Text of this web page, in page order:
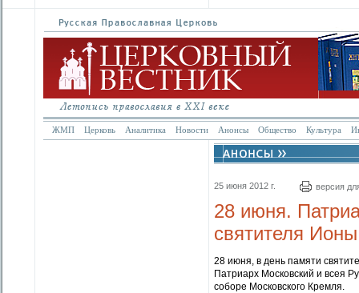
ЖМП Церковь Аналитика Новости Анонсы Общество Культура
25 июня 2012 г. версия
28 июня.
святителя
28 июня, в день памяти
Патриарх Московский и всея
соборе Московского Кремля.